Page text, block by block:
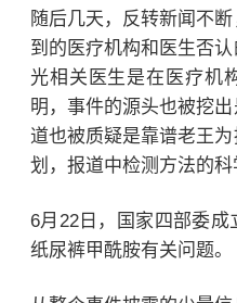
随后几天，反转新闻 不
到的医疗机构和医生否
光相关医生是在医疗机
明，事件的源头也被挖
道也被质疑是靠谱老王
划，报道中检测方法的科
6月22日，国家四部委成
纸尿裤甲酰胺有关问题。